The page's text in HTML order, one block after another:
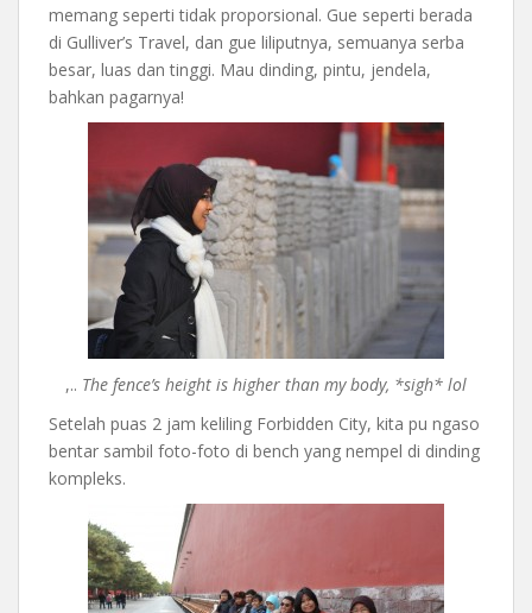
memang seperti tidak proporsional. Gue seperti berada
di Gulliver’s Travel, dan gue liliputnya, semuanya serba
besar, luas dan tinggi. Mau dinding, pintu, jendela,
bahkan pagarnya!
,.. The fence’s height is higher than my body, *sigh* lol
Setelah puas 2 jam keliling Forbidden City, kita pu ngaso
bentar sambil foto-foto di bench yang nempel di dinding
kompleks.